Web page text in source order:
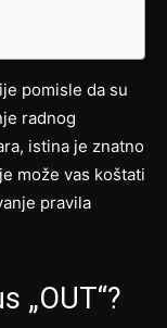
pomisle da su
radnog
istina je znatno
može vas koštati
pravila
„OUT“?